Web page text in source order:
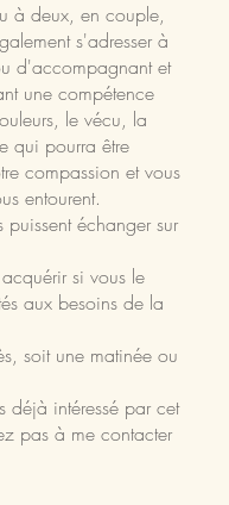
à deux, en couple,
s'adresser à
d'accompagnant et
une compétence
le vécu, la
qui pourra être
compassion et vous
entourent.
échanger sur
si vous le
aux besoins de la
soit une matinée ou
déjà intéressé par cet
pas à me contacter